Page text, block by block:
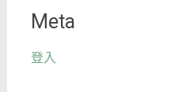
Meta
登入